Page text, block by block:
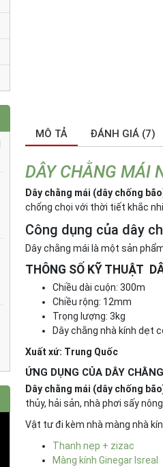
MÔ TẢ ĐÁNH GIÁ (7)
DÂY CHẰNG MÁI
Dây chằng mái (dây chống bão
chống chọi với thời tiết khắc
Công dụng của dây
Dây chằng mái là một sản
THÔNG SỐ KỸ THUẬT
Chiều dài cuộn: 300m
Chiều rộng: 12mm
Trọng lượng: 3kg
Dây chằng nhà kính dẹt
Xuất xứ: Trung Quốc
ỨNG DỤNG CỦA DÂY
Dây chằng mái (dây chống
thủy, hải sản, nhà phơi sấy
Vật tư đi kèm nhà màng nhà
Thanh nẹp + zizac
Màng kính Ginegar Isreal